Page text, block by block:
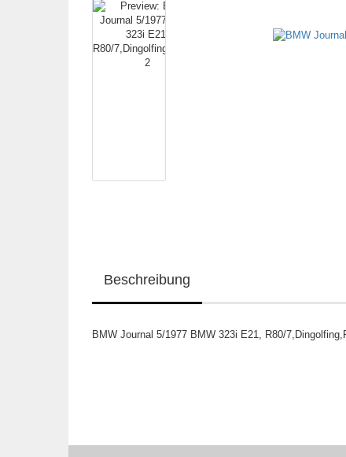
Beschreibung
BMW Journal 5/1977 BMW 323i E21, R80/